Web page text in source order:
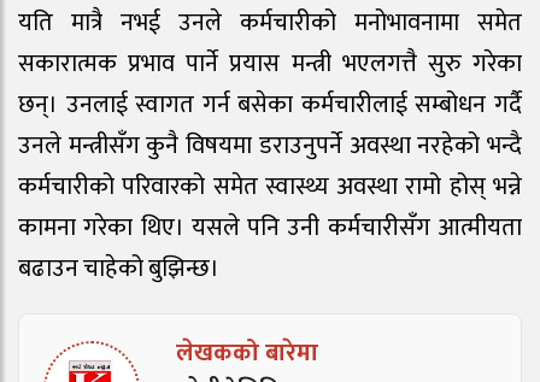
यति मात्रै नभई उनले कर्मचारीको मनोभावनामा समेत
सकारात्मक प्रभाव पार्ने प्रयास मन्त्री भएलगत्तै सुरु गरेका
छन्। उनलाई स्वागत गर्न बसेका कर्मचारीलाई सम्बोधन गर्दै
उनले मन्त्रीसँग कुनै विषयमा डराउनुपर्ने अवस्था नरहेको भन्दै
कर्मचारीको परिवारको समेत स्वास्थ्य अवस्था रामो होस् भन्ने
कामना गरेका थिए। यसले पनि उनी कर्मचारीसँग आत्मीयता
बढाउन चाहेको बुझिन्छ।
लेखकको बारेमा